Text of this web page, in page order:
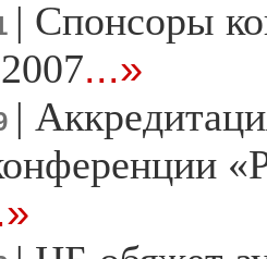
| Спонсоры
...»
|